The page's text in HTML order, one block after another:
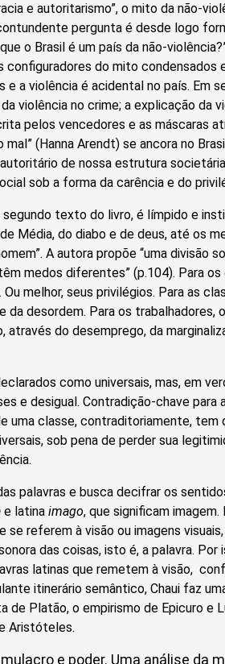
e autoritarismo”, o mito da não-
pergunta é desde logo
o Brasil é um país da não-
configuradores do mito condensados
e a violência é acidental no país. Em
violência no crime; a explicação da
pelos vencedores e as máscaras
(Hanna Arendt) se ancora no
de nossa estrutura
sob a forma da carência e do
segundo texto do livro, é límpido e
Média, do diabo e de deus, até os
A autora propõe “uma divisão
medos diferentes” (p.104). Para
melhor, seus privilégios. Para as
da desordem. Para os trabalhadores,
através do desemprego, da
como universais, mas, em
e desigual. Contradição-chave para
uma classe, contraditoriamente,
sob pena de perder sua
palavras e busca decifrar os
e latina imago, que significam
se referem à visão ou imagens
das coisas, isto é, a palavra.
latinas que remetem à visão,
itinerário semântico, Chaui faz
de Platão, o empirismo de Epicuro e
Aristóteles.
e poder. Uma análise da